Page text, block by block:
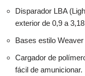
Disparador LBA
exterior de 0,9 a
Bases estilo
Cargador de
fácil de amunicionar.